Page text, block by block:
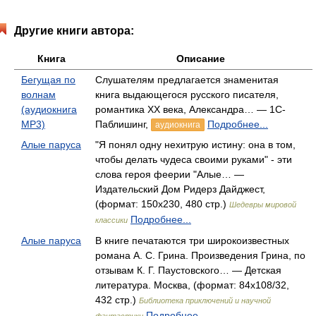
Другие книги автора:
Книга
Описание
Бегущая по
волнам
(аудиокнига
MP3)
Слушателям предлагается знаменитая
книга выдающегося русского писателя,
романтика ХХ века, Александра… — 1С-
Паблишинг,
аудиокнига
Подробнее...
Алые паруса
"Я понял одну нехитрую истину: она в том,
чтобы делать чудеса своими руками" - эти
слова героя феерии "Алые… —
Издательский Дом Ридерз Дайджест,
(формат: 150x230, 480 стр.) Шедевры мировой
классики Подробнее...
Алые паруса
В книге печатаются три широкоизвестных
романа А. С. Грина. Произведения Грина, по
отзывам К. Г. Паустовского… — Детская
литература. Москва, (формат: 84x108/32,
432 стр.) Библиотека приключений и научной